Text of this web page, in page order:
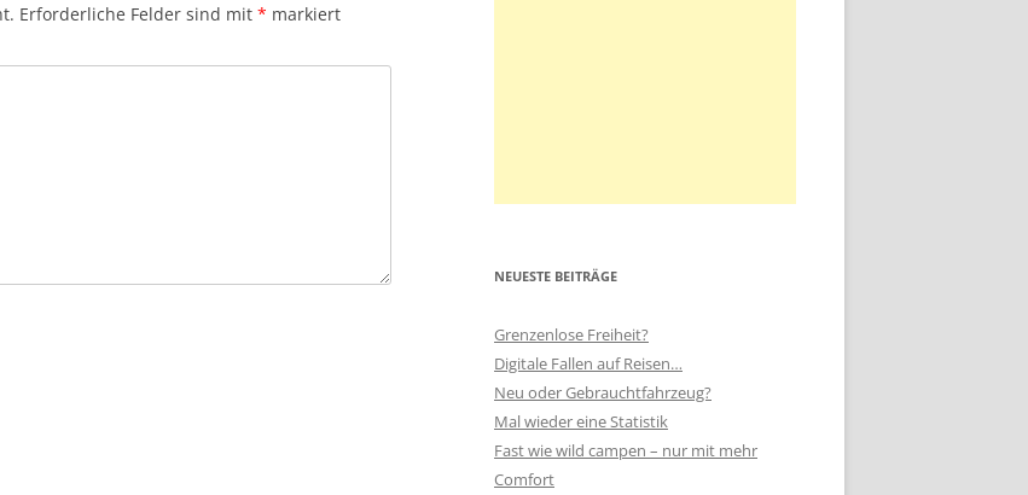
Erforderliche Felder sind mit * markiert
NEUESTE BEITRÄGE
Grenzenlose Freiheit?
Digitale Fallen auf Reisen…
Neu oder Gebrauchtfahrzeug?
Mal wieder eine Statistik
Fast wie wild campen – nur mit mehr
Comfort